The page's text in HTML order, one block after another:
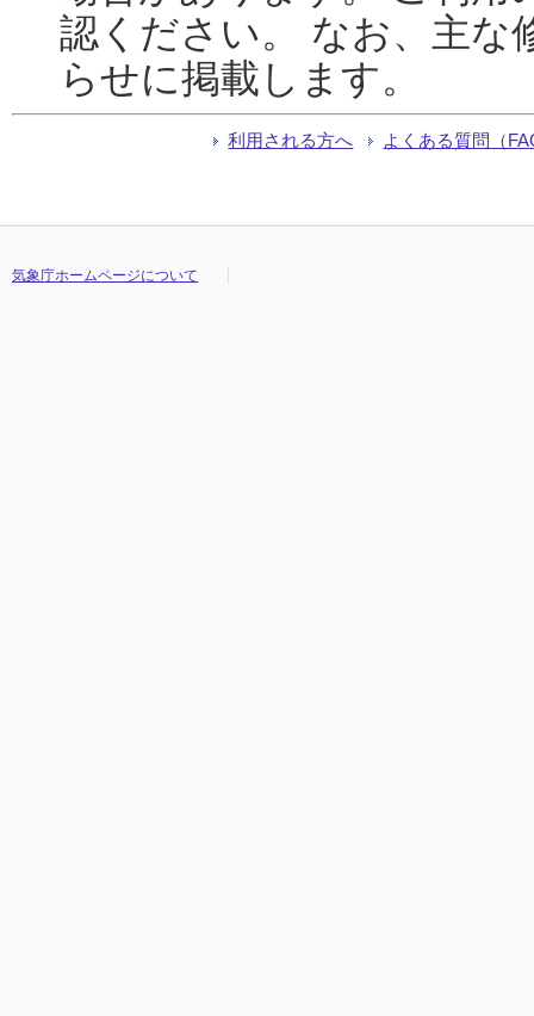
認ください。 なお、主な
らせに掲載します。
利用される方へ よくある質問（
気象庁ホームページについて